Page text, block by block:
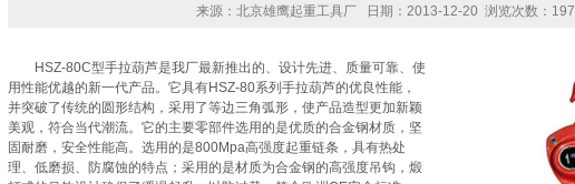
来源：北京雄鹰起重工具厂 日期：2013-12-20 浏览次数：197
HSZ-80C型手拉葫芦是我厂最新推出的、设计先进、质量可靠、使
用性能优越的新一代产品。它具有HSZ-80系列手拉葫芦的优良性能，
并突破了传统的圆形结构，采用了等边三角弧形，使产品造型更加新颖
美观，符合当代潮流。它的主要零部件选用的是优质的合金钢材质，坚
固耐磨，安全性能高。选用的是800Mpa高强度起重链条，具有热处
理、低磨损、防腐蚀的特点；采用的是材质为合金钢的高强度吊钩，煅